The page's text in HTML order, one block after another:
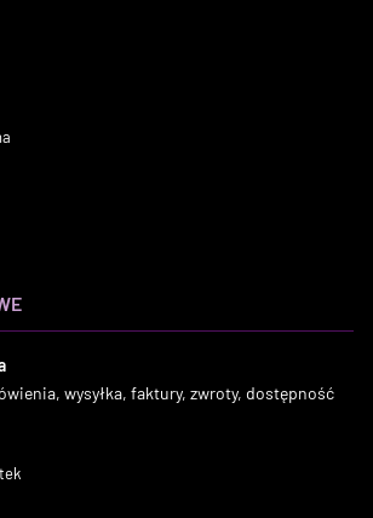
wysyłka, faktury, zwroty, dostępność